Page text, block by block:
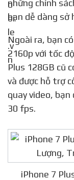
những chính
bạn dễ dàng sở
Ngoài ra, bạn có thể quay phim chất lượng tối đa
2160p với tốc
Plus 128GB cũ
và được hỗ trợ
quay video,
30 fps.
iPhone 7